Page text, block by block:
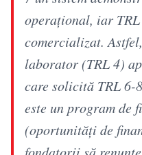
operațional, iar
comercializat.
laborator (TRL 4)
care solicită TRL 6-
este un program de
(oportunități de